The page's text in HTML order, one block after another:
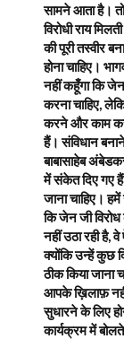
सामने आता है।
विरोधी राय
की पूरी तस्वीर
होना चाहिए।
नहीं कहूँगा कि जेन
करना चाहिए,
करने और काम
हैं। संविधान
बाबासाहेब
में संकेत दिए गए
जाना चाहिए।
कि जेन जी
नहीं उठा रही है,
क्योंकि उन्हें कुछ
ठीक किया जाना
आपके ख़िलाफ़
सुधारने के लिए
कार्यक्रम में